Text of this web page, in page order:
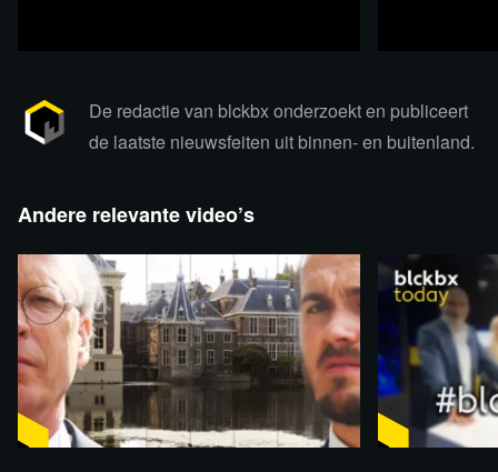
Relevante achtergrondinformatie en
bronnen
Evenement Studio Paradiso
Vrijdag 24 mei 2024:
College rechtsfilosoof prof.Paul Cliteur over de vrijheid
De redactie van blckbx onderzoekt en publiceert
de laatste nieuwsfeiten uit binnen- en buitenland.
Andere relevante video’s